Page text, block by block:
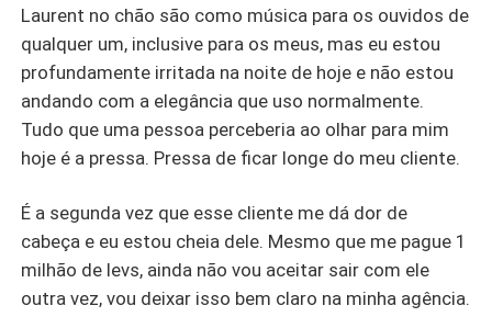
Laurent no chão são como música para os ouvidos de
qualquer um, inclusive para os meus, mas eu estou
profundamente irritada na noite de hoje e não estou
andando com a elegância que uso normalmente.
Tudo que uma pessoa perceberia ao olhar para mim
hoje é a pressa. Pressa de ficar longe do meu cliente.
É a segunda vez que esse cliente me dá dor de
cabeça e eu estou cheia dele. Mesmo que me pague 1
milhão de levs, ainda não vou aceitar sair com ele
outra vez, vou deixar isso bem claro na minha agência.